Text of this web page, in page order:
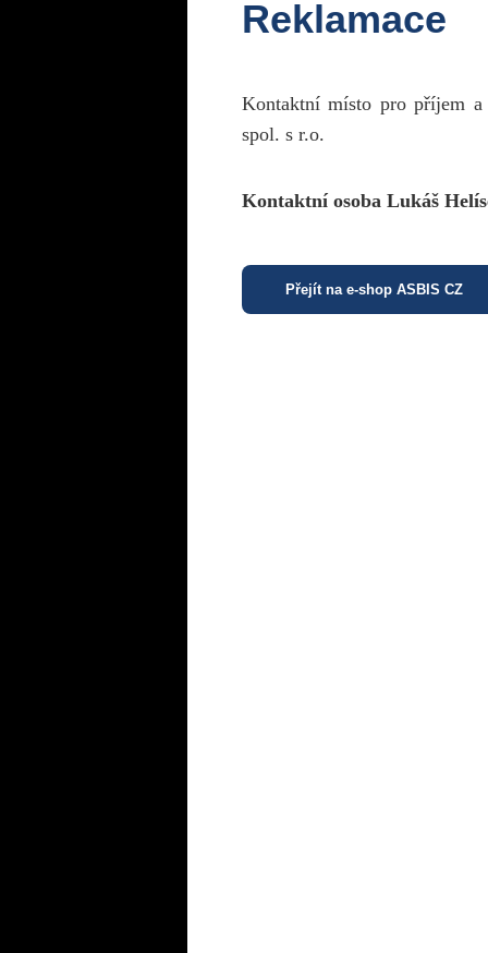
Reklamace
Kontaktní místo pro příjem
spol. s r.o.
Kontaktní osoba Lukáš
Přejít na e-shop ASBIS CZ